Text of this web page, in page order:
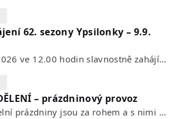
62. sezony Ypsilonky – 9.9.
Ve středu 9. září 2026 ve 12.00 hodin slavnostně zahájíme novou divadelní…
– prázdninový provoz
Milí diváci! Divadelní prázdniny jsou za rohem a s nimi se mění i otevírací…